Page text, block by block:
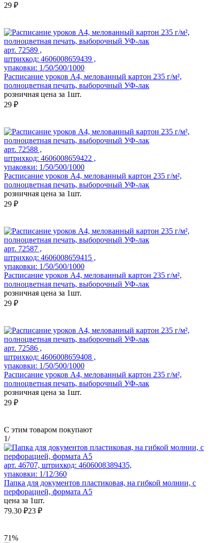
29 ₽
арт. 72589 ,
штрихкод: 4606008659439 ,
упаковки: 1/50/500/1000
Расписание уроков А4, мелованный картон 235 г/м²,
полноцветная печать, выборочный УФ-лак
розничная цена за 1шт.
29 ₽
арт. 72588 ,
штрихкод: 4606008659422 ,
упаковки: 1/50/500/1000
Расписание уроков А4, мелованный картон 235 г/м²,
полноцветная печать, выборочный УФ-лак
розничная цена за 1шт.
29 ₽
арт. 72587 ,
штрихкод: 4606008659415 ,
упаковки: 1/50/500/1000
Расписание уроков А4, мелованный картон 235 г/м²,
полноцветная печать, выборочный УФ-лак
розничная цена за 1шт.
29 ₽
арт. 72586 ,
штрихкод: 4606008659408 ,
упаковки: 1/50/500/1000
Расписание уроков А4, мелованный картон 235 г/м²,
полноцветная печать, выборочный УФ-лак
розничная цена за 1шт.
29 ₽
С этим товаром покупают
1/
арт. 46707, штрихкод: 4606008389435,
упаковки: 1/12/360
Папка для документов пластиковая, на гибкой молнии, с
перфорацией, формата А5
цена за 1шт.
79.30 ₽23 ₽
71%